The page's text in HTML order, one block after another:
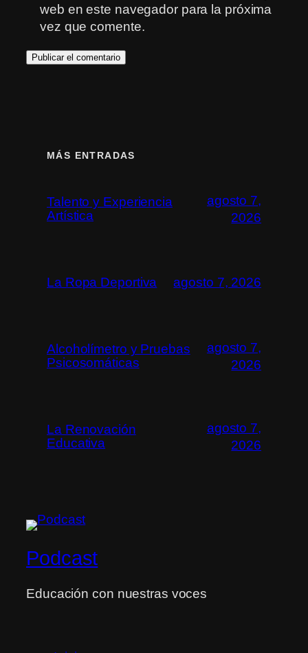
web en este navegador para la próxima
vez que comente.
MÁS ENTRADAS
Talento y Experiencia
Artística
agosto 7,
2026
La Ropa Deportiva agosto 7, 2026
Alcoholímetro y Pruebas
Psicosomáticas
agosto 7,
2026
La Renovación
Educativa
agosto 7,
2026
Podcast
Educación con nuestras voces